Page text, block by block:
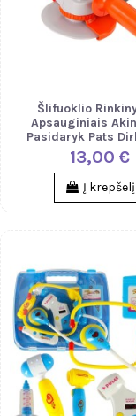
Šlifuoklio
Apsauginiais
Pasidaryk Pats
13,00 €
Į krepšelį